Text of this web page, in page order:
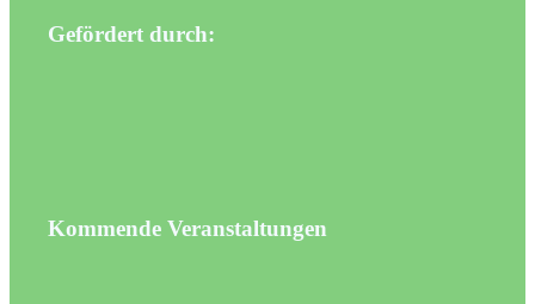
Gefördert durch:
Kommende Veranstaltungen